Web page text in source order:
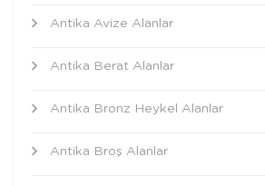
Antika Avize Alanlar
Antika Berat Alanlar
Antika Bronz Heykel Alanlar
Antika Broş Alanlar